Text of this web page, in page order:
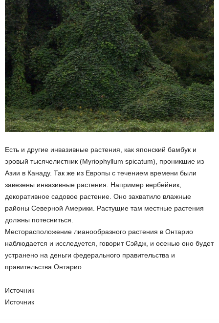
Есть и другие инвазивные растения, как японский бамбук и
эровый тысячелистник (Myriophyllum spicatum), проникшие из
Азии в Канаду. Так же из Европы с течением времени были
завезены инвазивные растения. Например вербейник,
декоративное садовое растение. Оно захватило влажные
районы Северной Америки. Растущие там местные растения
должны потесниться.
Месторасположение лианообразного растения в Онтарио
наблюдается и исследуется, говорит Сэйдж, и осенью оно будет
устранено на деньги федерального правительства и
правительства Онтарио.
Источник
Источник